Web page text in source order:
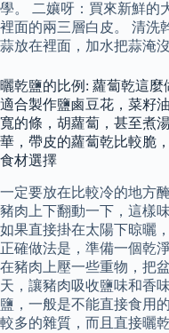
學。 二孃呀：買來新鮮的
裡面的兩三層白皮。 清洗
蒜放在裡面，加水把蒜淹
曬乾鹽的比例: 蘿蔔乾這麼
適合製作鹽鹵豆花，菜籽
寬的條，胡蘿蔔，甚至煮
華，帶皮的蘿蔔乾比較脆
食材選擇
一定要放在比較冷的地方
豬肉上下翻動一下，這樣
如果直接掛在太陽下晾曬
正確做法是，準備一個乾
在豬肉上壓一些重物，把
天，讓豬肉吸收鹽味和香
鹽，一般是不能直接食用
較多的雜質，而且直接曬